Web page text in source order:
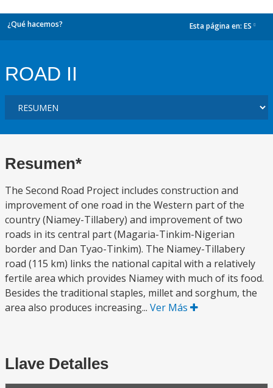
¿Qué hacemos? Esta página en: ES
ROAD II
Resumen*
The Second Road Project includes construction and
improvement of one road in the Western part of the
country (Niamey-Tillabery) and improvement of two
roads in its central part (Magaria-Tinkim-Nigerian
border and Dan Tyao-Tinkim). The Niamey-Tillabery
road (115 km) links the national capital with a relatively
fertile area which provides Niamey with much of its food.
Besides the traditional staples, millet and sorghum, the
area also produces increasing... Ver Más
Llave Detalles